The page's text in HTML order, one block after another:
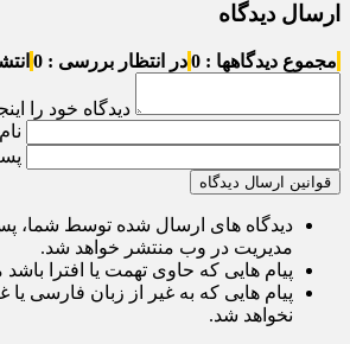
ارسال دیدگاه
مجموع دیدگاهها : 0 در انتظار بررسی : 0
دیدگاه خود را
قوانین ارسال دیدگاه
دیدگاه های ارسال شده توسط شما، پس
مدیریت در وب منتشر خواهد شد.
پیام هایی که حاوی تهمت یا افترا
پیام هایی که به غیر از زبان فارسی یا
نخواهد شد.